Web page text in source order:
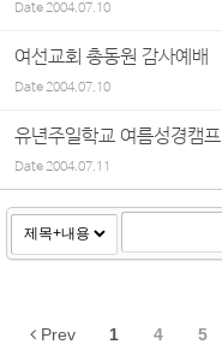
Date2004.07.10
여선교회 총동원 감사예배
Date2004.07.10
유년주일학교 여름성경캠프
Date2004.07.11
Prev 1 4 5